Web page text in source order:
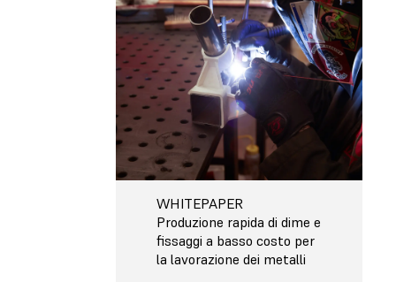
WHITEPAPER
Produzione rapida di dime e
fissaggi a basso costo per
la lavorazione dei metalli